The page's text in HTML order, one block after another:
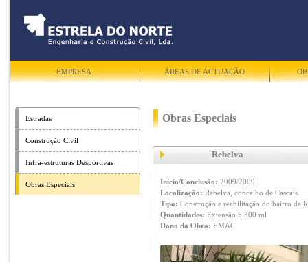
EMPRESA ÁREAS DE ACTUAÇÃO
Estradas
Construção Civil
Infra-estruturas Desportivas
Obras Especiais
Obras Especiais
Rebelva
Início/Conclusão: 2009/2009
Localização: Rebelva, concelho de Cascais.
Tipo: Construção e reabilitação do bairro da
Quantidades: Extensão 5.300 ml
Dono da Obra: EMAC